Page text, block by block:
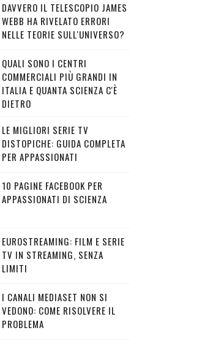
DAVVERO IL TELESCOPIO JAMES
WEBB HA RIVELATO ERRORI
NELLE TEORIE SULL'UNIVERSO?
QUALI SONO I CENTRI
COMMERCIALI PIÙ GRANDI IN
ITALIA E QUANTA SCIENZA C'È
DIETRO
LE MIGLIORI SERIE TV
DISTOPICHE: GUIDA COMPLETA
PER APPASSIONATI
10 PAGINE FACEBOOK PER
APPASSIONATI DI SCIENZA
EUROSTREAMING: FILM E SERIE
TV IN STREAMING, SENZA
LIMITI
I CANALI MEDIASET NON SI
VEDONO: COME RISOLVERE IL
PROBLEMA